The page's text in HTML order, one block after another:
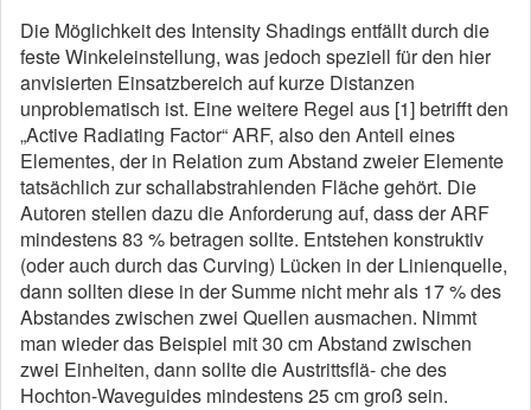
Die Möglichkeit des Intensity Shadings entfällt durch die
feste Winkeleinstellung, was jedoch speziell für den hier
anvisierten Einsatzbereich auf kurze Distanzen
unproblematisch ist. Eine weitere Regel aus [1] betrifft den
„Active Radiating Factor“ ARF, also den Anteil eines
Elementes, der in Relation zum Abstand zweier Elemente
tatsächlich zur schallabstrahlenden Fläche gehört. Die
Autoren stellen dazu die Anforderung auf, dass der ARF
mindestens 83 % betragen sollte. Entstehen konstruktiv
(oder auch durch das Curving) Lücken in der Linienquelle,
dann sollten diese in der Summe nicht mehr als 17 % des
Abstandes zwischen zwei Quellen ausmachen. Nimmt
man wieder das Beispiel mit 30 cm Abstand zwischen
zwei Einheiten, dann sollte die Austrittsflä- che des
Hochton-Waveguides mindestens 25 cm groß sein.